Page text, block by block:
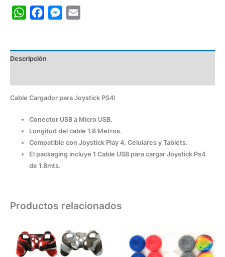
WhatsAppFacebookMessenger
Descripción
Cable Cargador para Joystick PS4!
Conector USB a Micro USB.
Longitud del cable 1.8 Metros.
Compatible con Joystick Play 4, Celulares y Tablets.
El packaging incluye 1 Cable USB para cargar Joystick Ps4
de 1.8mts.
Productos relacionados
producto
tiene
producto
tiene